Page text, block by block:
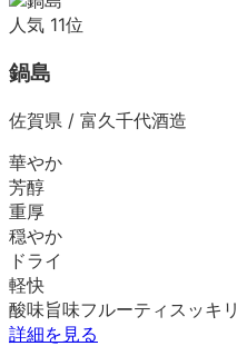
人気 11位
鍋島
佐賀県 / 富久千代酒造
華やか
芳醇
重厚
穏やか
ドライ
軽快
酸味旨味フルーティ スッキリ
詳細を見る